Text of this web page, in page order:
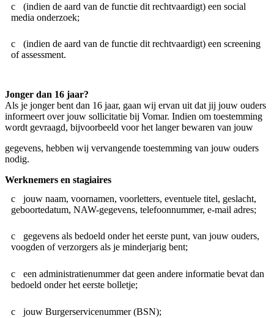
(indien de aard van de functie dit rechtvaardigt) een social
media onderzoek;
(indien de aard van de functie dit rechtvaardigt) een screening
of assessment.
Jonger dan 16 jaar?
Als je jonger bent dan 16 jaar, gaan wij ervan uit dat jij jouw ouders
informeert over jouw sollicitatie bij Vomar. Indien om toestemming
wordt gevraagd, bijvoorbeeld voor het langer bewaren van jouw
gegevens, hebben wij vervangende toestemming van jouw ouders
nodig.
Werknemers en stagiaires
jouw naam, voornamen, voorletters, eventuele titel, geslacht,
geboortedatum, NAW-gegevens, telefoonnummer, e-mail adres;
gegevens als bedoeld onder het eerste punt, van jouw ouders,
voogden of verzorgers als je minderjarig bent;
een administratienummer dat geen andere informatie bevat dan
bedoeld onder het eerste bolletje;
jouw Burgerservicenummer (BSN);